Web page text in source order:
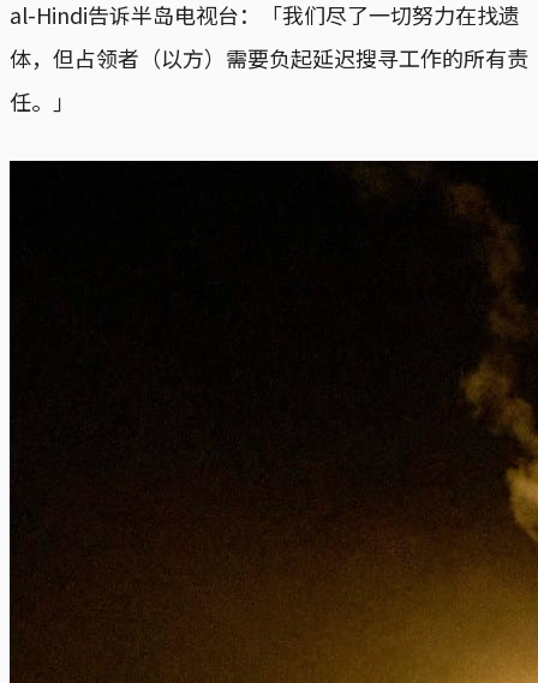
al-Hindi告诉半岛电视台：「我们尽了一切努力在找遗
体，但占领者（以方）需要负起延迟搜寻工作的所有责
任。」